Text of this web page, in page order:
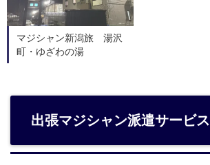
マジシャン新潟旅 湯沢
町・ゆざわの湯
出張マジシャン派遣サービス